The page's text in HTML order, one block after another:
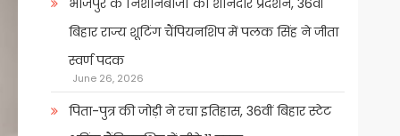
भोजपुर के निशानेबाजों का शानदार प्रदर्शन, 36वीं
बिहार राज्य शूटिंग चैंपियनशिप में पलक सिंह ने जीता
स्वर्ण पदक
June 26, 2026
पिता-पुत्र की जोड़ी ने रचा इतिहास, 36वीं बिहार स्टेट